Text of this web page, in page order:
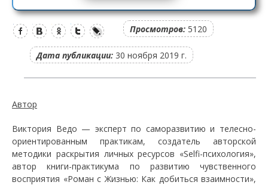
Просмотров: 5120
Дата публикации: 30 ноября 2019 г.
Автор
Виктория Ведо — эксперт по саморазвитию и телесно-
ориентированным практикам, создатель авторской
методики раскрытия личных ресурсов «Selfi-психология»,
автор книги-практикума по развитию чувственного
восприятия «Роман с Жизнью: Как добиться взаимности»,